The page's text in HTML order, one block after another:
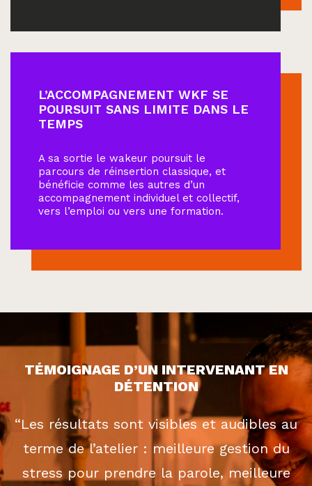
L’ACCOMPAGNEMENT WKF SE
POURSUIT SANS LIMITE DANS LE
TEMPS
A sa sortie le wakeur poursuit le
parcours de réinsertion classique, et
bénéficie comme les autres d’un
accompagnement individuel et collectif,
vers l’emploi ou vers une formation.
TÉMOIGNAGE D’UN INTERVENANT EN
DÉTENTION
“Les résultats sont visibles et audibles au
terme de l’atelier : meilleure gestion du
stress pour prendre la parole, meilleure